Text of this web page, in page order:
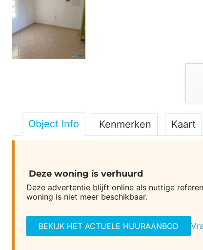
Object Info Kenmerken Kaart
Deze woning is verhuurd
Deze advertentie blijft online als nuttige
woning is niet meer beschikbaar.
BEKIJK HET ACTUELE HUURAANBOD